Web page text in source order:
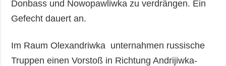
Donbass und Nowopawliwka zu verdrängen. Ein
Gefecht dauert an.
Im Raum Olexandriwka unternahmen russische
Truppen einen Vorstoß in Richtung Andrijiwka-